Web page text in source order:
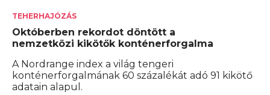
TEHERHAJÓZÁS
Októberben rekordot döntött a
nemzetközi kikötők konténerforgalma
A Nordrange index a világ tengeri
konténerforgalmának 60 százalékát adó 91 kikötő
adatain alapul.